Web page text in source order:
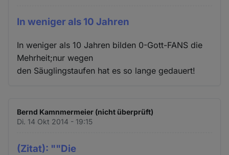
In weniger als 10 Jahren
In weniger als 10 Jahren bilden 0-Gott-FANS die
Mehrheit;nur wegen
den Säuglingstaufen hat es so lange gedauert!
Bernd Kamnmermeier (nicht überprüft)
Di. 14 Okt 2014 - 19:15
(Zitat): ""Die